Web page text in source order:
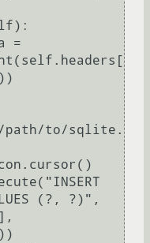
path/to/sqlite.
(?, ?)",